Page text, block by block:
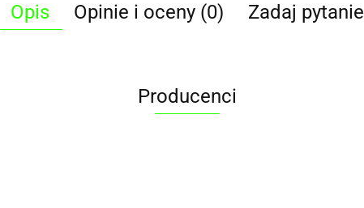
Opis Opinie i oceny (0) Zadaj pytanie
Producenci